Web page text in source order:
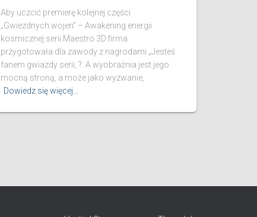
Aby uczcić premierę kolejnej części
„Gwiezdnych wojen” – Awakening energii
kosmicznej serii Maestro 3D firma
przygotowała dla zawody z nagrodami „Jesteś
fanem gwiazdy serii, ?. A wyobraźnia jest jego
mocną stroną, a może jako wyzwanie,
Dowiedz się więcej…